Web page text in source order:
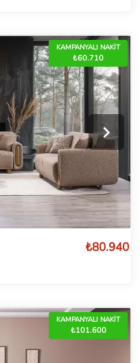
KAMPANYALI NAKİT
₺60.710
₺80.940
KAMPANYALI NAKİT
₺101.600